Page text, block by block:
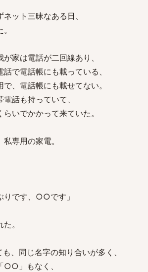
ット三昧なある日、
家は電話が二回線あり、
で電話帳にも載っている、
、電話帳にも載せてない。
話も持っていて、
いでかかって来ていた。
専用の家電。
りです、○○です」
。
、同じ名字の知り合いが多く、
○○」もなく、